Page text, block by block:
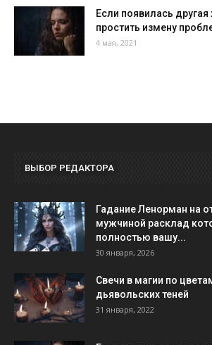
Если появилась
простить измену
4 мая, 2021
ВЫБОР РЕДАКТОРА
Гадание Ленорман на
мужчиной расклад
полностью вашу...
30 января, 2026
Свечи в магии по
дьявольских теней
31 января, 2022